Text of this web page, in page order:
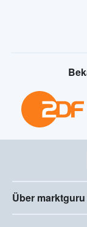
Über marktguru